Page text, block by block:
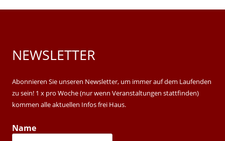
Main
Sidebar
NEWSLETTER
Abonnieren Sie unseren Newsletter, um immer auf dem Laufenden
zu sein! 1 x pro Woche (nur wenn Veranstaltungen stattfinden)
kommen alle aktuellen Infos frei Haus.
Name